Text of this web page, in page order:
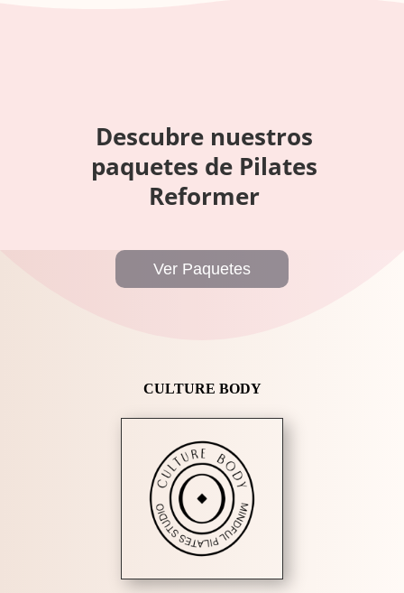
Descubre nuestros
paquetes de Pilates
Reformer
Ver Paquetes
CULTURE BODY